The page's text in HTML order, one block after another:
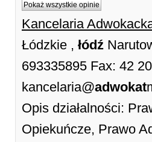
Pokaż wszystkie opinie
Kancelaria
Łódzkie , łódź
693335895 Fax: 42
kancelaria@adwokat
Opis działalności:
Opiekuńcze, Prawo